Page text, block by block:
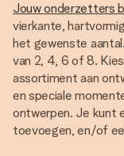
Jouw onderzetters b
vierkante,
het gewenste
van 2, 4, 6 of 8.
assortiment aan
en speciale
ontwerpen. Je kunt
toevoegen, en/of